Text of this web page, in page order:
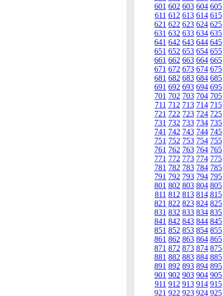
601 602 603 604 605
611 612 613 614 615
621 622 623 624 625
631 632 633 634 635
641 642 643 644 645
651 652 653 654 655
661 662 663 664 665
671 672 673 674 675
681 682 683 684 685
691 692 693 694 695
701 702 703 704 705
711 712 713 714 715
721 722 723 724 725
731 732 733 734 735
741 742 743 744 745
751 752 753 754 755
761 762 763 764 765
771 772 773 774 775
781 782 783 784 785
791 792 793 794 795
801 802 803 804 805
811 812 813 814 815
821 822 823 824 825
831 832 833 834 835
841 842 843 844 845
851 852 853 854 855
861 862 863 864 865
871 872 873 874 875
881 882 883 884 885
891 892 893 894 895
901 902 903 904 905
911 912 913 914 915
921 922 923 924 925